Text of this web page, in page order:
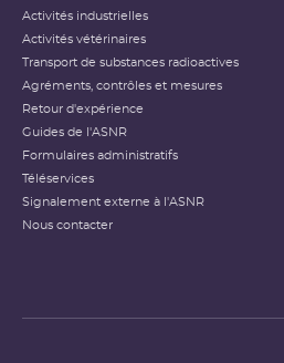
Activités industrielles
Activités vétérinaires
Transport de substances radioactives
Agréments, contrôles et mesures
Retour d'expérience
Guides de l'ASNR
Formulaires administratifs
Téléservices
Signalement externe à l'ASNR
Nous contacter